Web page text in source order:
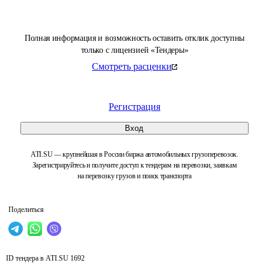
Полная информация и возможность оставить отклик доступны
только с лицензией «Тендеры»
Смотреть расценки
Регистрация
Вход
ATI.SU — крупнейшая в России биржа автомобильных грузоперевозок.
Зарегистрируйтесь и получите доступ к тендерам на перевозки, заявкам
на перевозку грузов и поиск транспорта
Поделиться
ID тендера в ATI.SU 1692